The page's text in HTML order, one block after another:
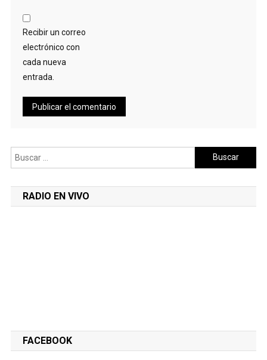
Recibir un correo
electrónico con
cada nueva
entrada.
Buscar:
RADIO EN VIVO
FACEBOOK